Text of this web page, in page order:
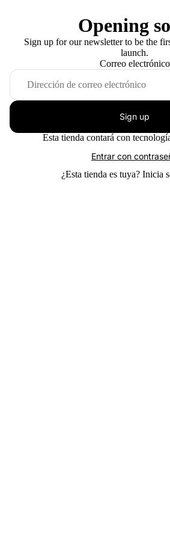
Opening
Sign up for our newsletter to be the
launch.
Correo electrónico
Sign up
Esta tienda contará con
Entrar con
¿Esta tienda es tuya? Inicia